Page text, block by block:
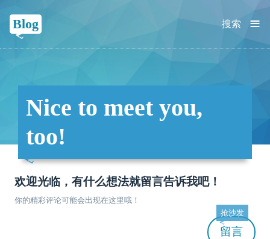
Blog ≡
搜索
Nice to meet you,
too!
欢迎光临，有什么想法就留言告诉我吧！
你的精彩评论可能会出现在这里哦！
留言
抢沙发